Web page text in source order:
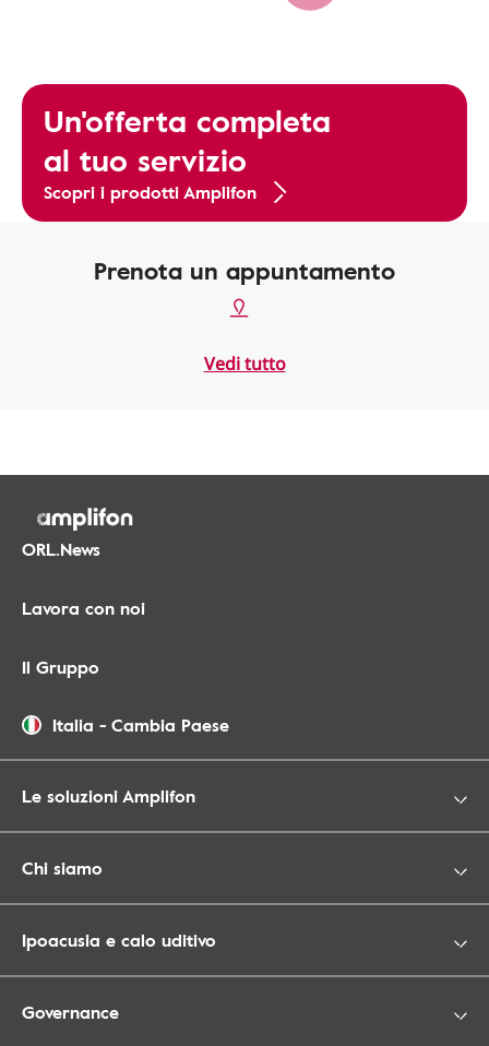
Un'offerta completa
al tuo servizio
Scopri i prodotti Amplifon
Prenota un appuntamento
Vedi tutto
ORL.News
Lavora con noi
Il Gruppo
Italia - Cambia Paese
Le soluzioni Amplifon
Chi siamo
Ipoacusia e calo uditivo
Governance